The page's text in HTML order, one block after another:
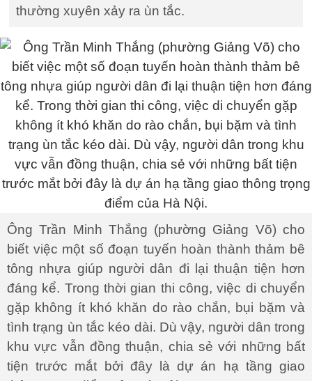
thường xuyên xảy ra ùn tắc.
Ông Trần Minh Thắng (phường Giảng Võ) cho
biết việc một số đoạn tuyến hoàn thành thảm bê
tông nhựa giúp người dân đi lại thuận tiện hơn
đáng kể. Trong thời gian thi công, việc di chuyển
gặp không ít khó khăn do rào chắn, bụi bặm và
tình trạng ùn tắc kéo dài. Dù vậy, người dân trong
khu vực vẫn đồng thuận, chia sẻ với những bất
tiện trước mắt bởi đây là dự án hạ tầng giao